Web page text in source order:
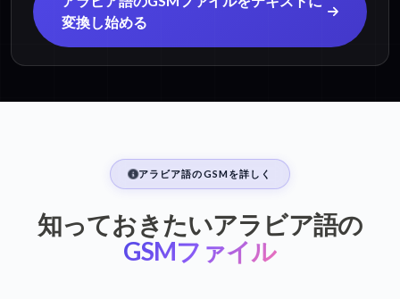
変換し始める
アラビア語のGSMを詳しく
知っておきたいアラビア語の
GSMファイル